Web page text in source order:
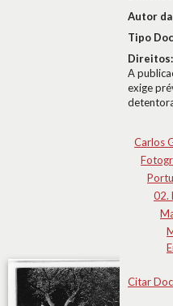
Autor
Tipo
Direitos:
A
exige
Carlos
02.
Citar